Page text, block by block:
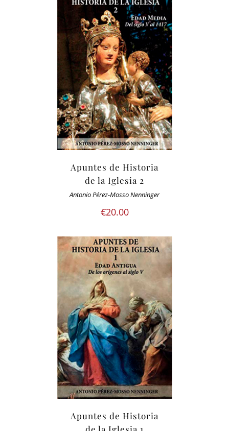
Apuntes de Historia
de la Iglesia 2
Antonio Pérez-Mosso Nenninger
€20.00
Apuntes de Historia